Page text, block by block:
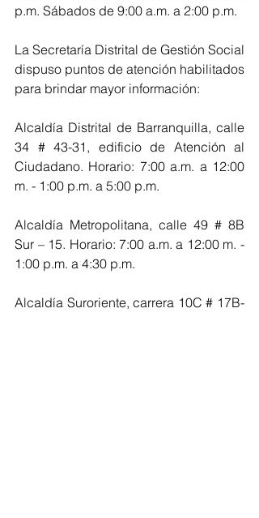
p.m. Sábados de 9:00 a.m. a 2:00 p.m.
La Secretaría Distrital de Gestión Social
dispuso puntos de atención habilitados
para brindar mayor información:
Alcaldía Distrital de Barranquilla, calle
34 # 43-31, edificio de Atención al
Ciudadano. Horario: 7:00 a.m. a 12:00
m. - 1:00 p.m. a 5:00 p.m.
Alcaldía Metropolitana, calle 49 # 8B
Sur – 15. Horario: 7:00 a.m. a 12:00 m. -
1:00 p.m. a 4:30 p.m.
Alcaldía Suroriente, carrera 10C # 17B-